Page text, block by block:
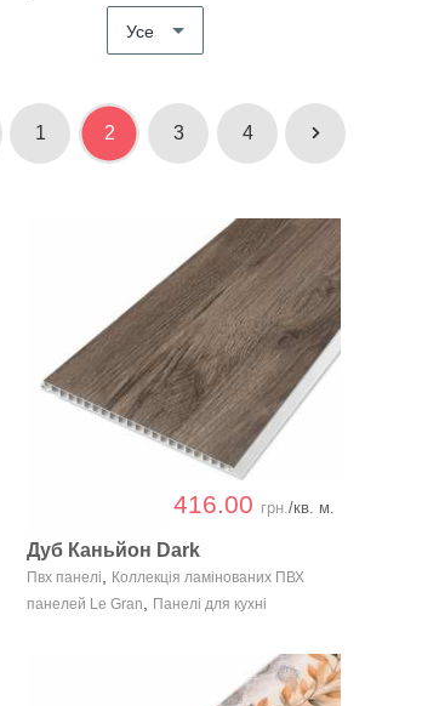
Усе
1 2 3 4
416.00 грн./кв. м.
Дуб Каньйон Dark
Пвх панелі, Коллекція ламінованих ПВХ
панелей Le Gran, Панелі для кухні